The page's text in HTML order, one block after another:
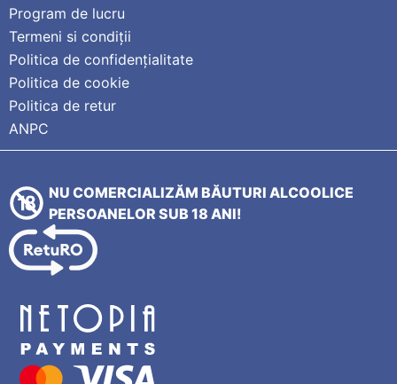
Program de lucru
Termeni si condiții
Politica de confidențialitate
Politica de cookie
Politica de retur
ANPC
NU COMERCIALIZĂM BĂUTURI ALCOOLICE
PERSOANELOR SUB 18 ANI!